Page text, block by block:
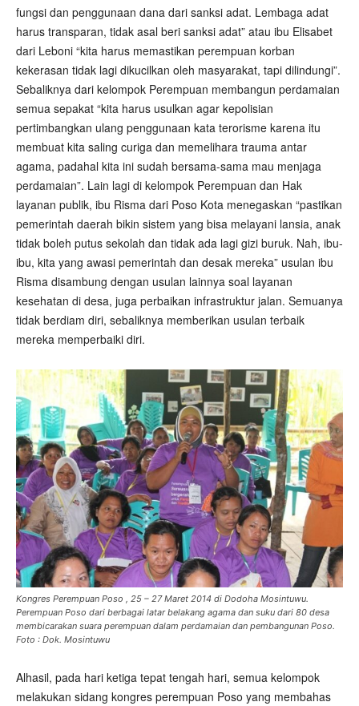
fungsi dan penggunaan dana dari sanksi adat. Lembaga adat
harus transparan, tidak asal beri sanksi adat” atau ibu Elisabet
dari Leboni “kita harus memastikan perempuan korban
kekerasan tidak lagi dikucilkan oleh masyarakat, tapi dilindungi”.
Sebaliknya dari kelompok Perempuan membangun perdamaian
semua sepakat “kita harus usulkan agar kepolisian
pertimbangkan ulang penggunaan kata terorisme karena itu
membuat kita saling curiga dan memelihara trauma antar
agama, padahal kita ini sudah bersama-sama mau menjaga
perdamaian”. Lain lagi di kelompok Perempuan dan Hak
layanan publik, ibu Risma dari Poso Kota menegaskan “pastikan
pemerintah daerah bikin sistem yang bisa melayani lansia, anak
tidak boleh putus sekolah dan tidak ada lagi gizi buruk. Nah, ibu-
ibu, kita yang awasi pemerintah dan desak mereka” usulan ibu
Risma disambung dengan usulan lainnya soal layanan
kesehatan di desa, juga perbaikan infrastruktur jalan. Semuanya
tidak berdiam diri, sebaliknya memberikan usulan terbaik
mereka memperbaiki diri.
Kongres Perempuan Poso , 25 – 27 Maret 2014 di Dodoha Mosintuwu.
Perempuan Poso dari berbagai latar belakang agama dan suku dari 80 desa
membicarakan suara perempuan dalam perdamaian dan pembangunan Poso.
Foto : Dok. Mosintuwu
Alhasil, pada hari ketiga tepat tengah hari, semua kelompok
melakukan sidang kongres perempuan Poso yang membahas